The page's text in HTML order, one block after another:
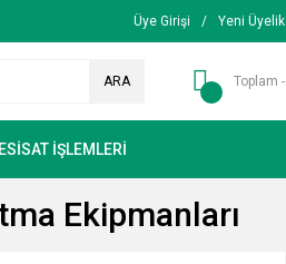
Üye Girişi / Yeni Üyelik
ARA Toplam -
İŞLEMLERİ
Ekipmanları